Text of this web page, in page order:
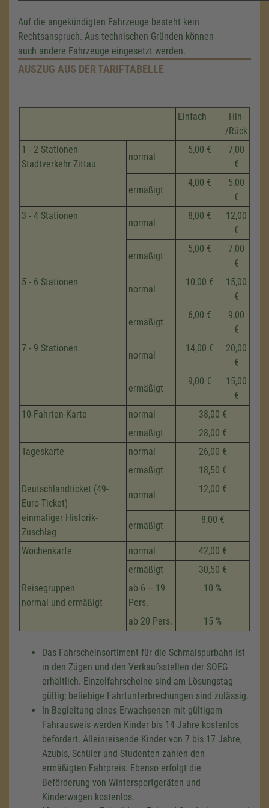
Auf die angekündigten Fahrzeuge besteht kein
Rechtsanspruch. Aus technischen Gründen können
auch andere Fahrzeuge eingesetzt werden.
AUSZUG AUS DER TARIFTABELLE
Einfach
Hin-
/Rück
1 - 2 Stationen
Stadtverkehr Zittau
normal
5,00 €
7,00
€
ermäßigt
4,00 €
5,00
€
3 - 4 Stationen
normal
8,00 €
12,00
€
ermäßigt
5,00 €
7,00
€
5 - 6 Stationen
normal
10,00 €
15,00
€
ermäßigt
6,00 €
9,00
€
7 - 9 Stationen
normal
14,00 €
20,00
€
ermäßigt
9,00 €
15,00
€
10-Fahrten-Karte
normal
38,00 €
ermäßigt
28,00 €
Tageskarte
normal
26,00 €
ermäßigt
18,50 €
Deutschlandticket (49-
Euro-Ticket)
einmaliger Historik-
Zuschlag
normal
12,00 €
ermäßigt
8,00 €
Wochenkarte normal
42,00 €
ermäßigt
30,50 €
Reisegruppen
normal und ermäßigt
ab 6 – 19
Pers.
10 %
ab 20 Pers. 15 %
Das Fahrscheinsortiment für die Schmalspurbahn ist
in den Zügen und den Verkaufsstellen der SOEG
erhältlich. Einzelfahrscheine sind am Lösungstag
gültig; beliebige Fahrtunterbrechungen sind zulässig.
In Begleitung eines Erwachsenen mit gültigem
Fahrausweis werden Kinder bis 14 Jahre kostenlos
befördert. Alleinreisende Kinder von 7 bis 17 Jahre,
Azubis, Schüler und Studenten zahlen den
ermäßigten Fahrpreis. Ebenso erfolgt die
Beförderung von Wintersportgeräten und
Kinderwagen kostenlos.